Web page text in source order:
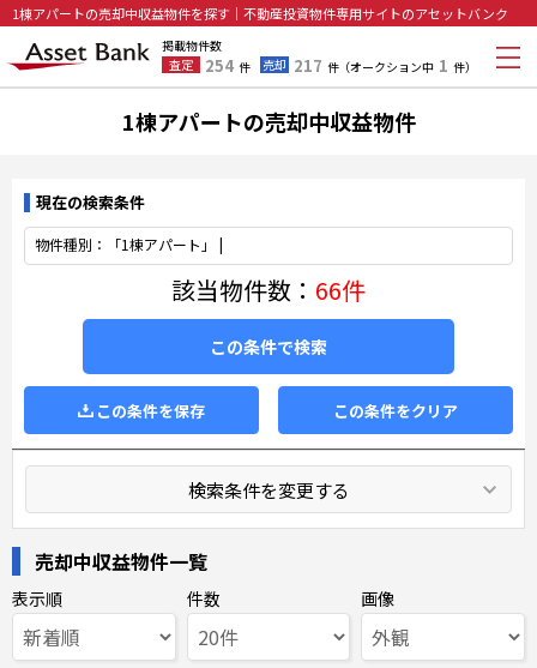
1棟アパートの売却中収益物件を探す｜不動産投資物件専用サイトのアセットバンク
掲載物件数
査定
254 件 売却 217 件（オークション中 1 件）
1棟アパートの売却中収益物件
現在の検索条件
物件種別：「1棟アパート」 |
該当物件数： 66件
この条件で検索
この条件を保存 この条件をクリア
検索条件を変更する
売却中収益物件一覧
表示順 件数 画像